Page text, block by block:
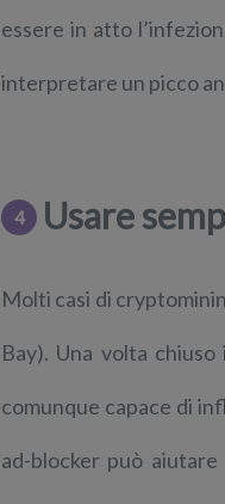
essere in atto
interpretare un picco
4 Usare
Molti casi di
Bay). Una volta
comunque capace di
ad-blocker può